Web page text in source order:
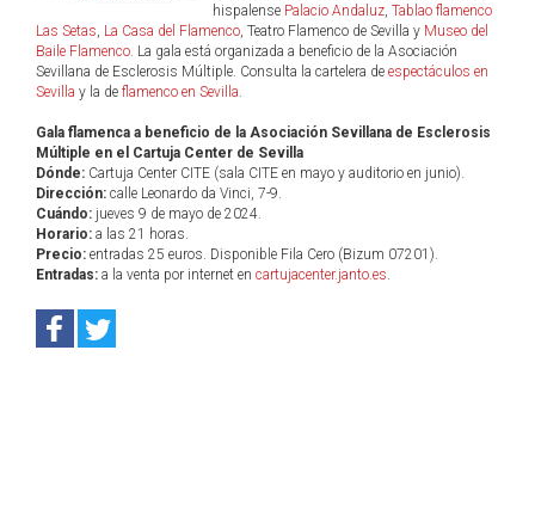
hispalense Palacio Andaluz, Tablao flamenco
Las Setas, La Casa del Flamenco, Teatro Flamenco de Sevilla y Museo del
Baile Flamenco. La gala está organizada a beneficio de la Asociación
Sevillana de Esclerosis Múltiple. Consulta la cartelera de espectáculos en
Sevilla y la de flamenco en Sevilla.
Gala flamenca a beneficio de la Asociación Sevillana de Esclerosis
Múltiple en el Cartuja Center de Sevilla
Dónde: Cartuja Center CITE (sala CITE en mayo y auditorio en junio).
Dirección: calle Leonardo da Vinci, 7-9.
Cuándo: jueves 9 de mayo de 2024.
Horario: a las 21 horas.
Precio: entradas 25 euros. Disponible Fila Cero (Bizum 07201).
Entradas: a la venta por internet en cartujacenter.janto.es.